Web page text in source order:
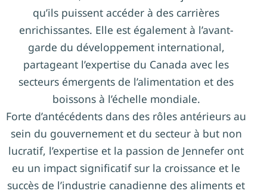
qu’ils puissent accéder à des carrières
enrichissantes. Elle est également à l’avant-
garde du développement international,
partageant l’expertise du Canada avec les
secteurs émergents de l’alimentation et des
boissons à l’échelle mondiale.
Forte d’antécédents dans des rôles antérieurs au
sein du gouvernement et du secteur à but non
lucratif, l’expertise et la passion de Jennefer ont
eu un impact significatif sur la croissance et le
succès de l’industrie canadienne des aliments et